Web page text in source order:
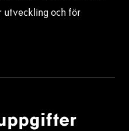
och för